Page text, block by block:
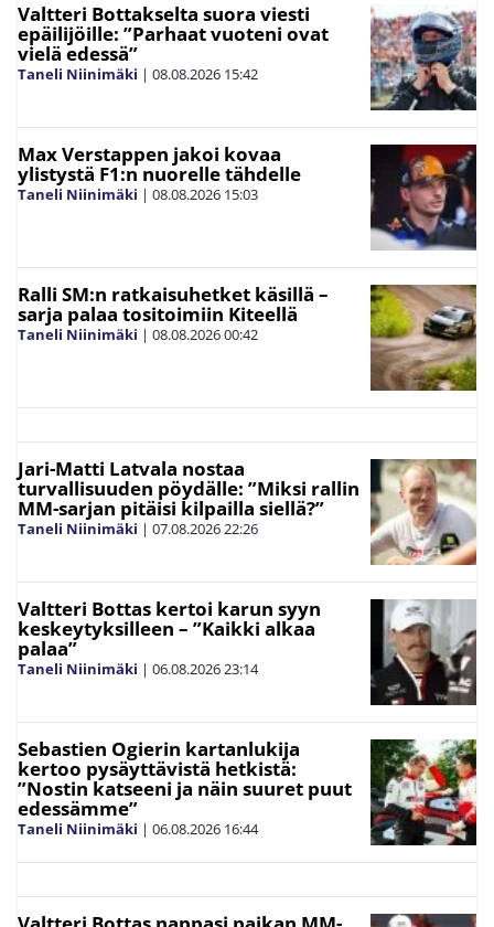
Valtteri Bottakselta suora viesti
epäilijöille: ”Parhaat vuoteni ovat
vielä edessä”
Taneli Niinimäki | 08.08.2026 15:42
Max Verstappen jakoi kovaa
ylistystä F1:n nuorelle tähdelle
Taneli Niinimäki | 08.08.2026 15:03
Ralli SM:n ratkaisuhetket käsillä –
sarja palaa tositoimiin Kiteellä
Taneli Niinimäki | 08.08.202600:42
Jari-Matti Latvala nostaa
turvallisuuden pöydälle: ”Miksi rallin
MM-sarjan pitäisi kilpailla siellä?”
Taneli Niinimäki | 07.08.202622:26
Valtteri Bottas kertoi karun syyn
keskeytyksilleen – ”Kaikki alkaa
palaa”
Taneli Niinimäki | 06.08.202623:14
Sebastien Ogierin kartanlukija
kertoo pysäyttävistä hetkistä:
”Nostin katseeni ja näin suuret puut
edessämme”
Taneli Niinimäki | 06.08.2026 16:44